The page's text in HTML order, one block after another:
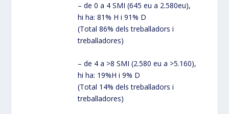
– de 0 a 4 SMI (645 eu a 2.580eu),
hi ha: 81% H i 91% D
(Total 86% dels treballadors i
treballadores)
– de 4 a >8 SMI (2.580 eu a >5.160),
hi ha: 19%H i 9% D
(Total 14% dels treballadors i
treballadores)